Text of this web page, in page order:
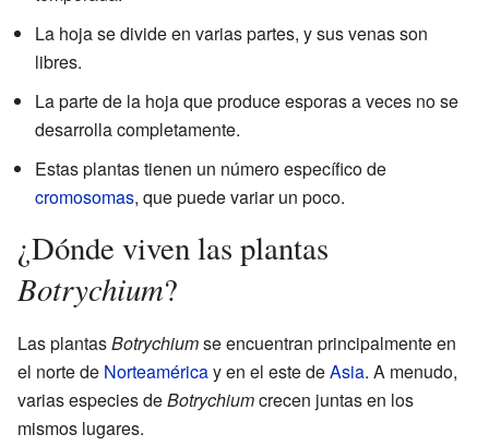
La hoja se divide en varias partes, y sus venas son
libres.
La parte de la hoja que produce esporas a veces no se
desarrolla completamente.
Estas plantas tienen un número específico de
cromosomas, que puede variar un poco.
¿Dónde viven las plantas
Botrychium?
Las plantasBotrychiumse encuentran principalmente en
el norte de Norteaméricay en el este deAsia. A menudo,
varias especies deBotrychiumcrecen juntas en los
mismos lugares.